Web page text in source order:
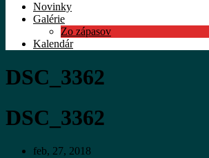
Novinky
Galérie
Zo zápasov
Kalendár
DSC_3362
DSC_3362
feb, 27, 2018